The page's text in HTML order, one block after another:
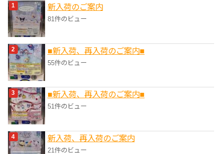
ー
新入荷のご案内
81件のビュー
■新入荷、再入荷のご案内■
55件のビュー
■新入荷、再入荷のご案内■
51件のビュー
新入荷、再入荷のご案内
21件のビュー